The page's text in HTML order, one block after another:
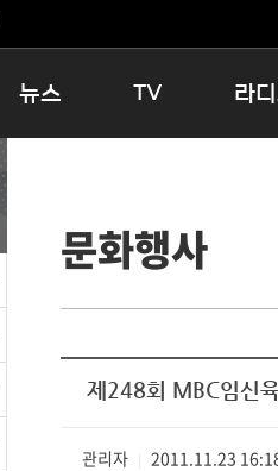
뉴스
보은
옥천
TV
인생내컷
테마기행 길
시청자 FLEX
특집프로그램
종영프로그램
라
문화행사
제248회 MBC임신
관리자 2011.11.23